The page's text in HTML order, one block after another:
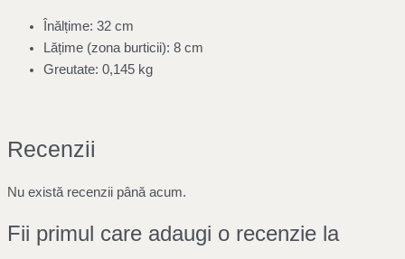
Înălțime: 32 cm
Lățime (zona burticii): 8 cm
Greutate: 0,145 kg
Recenzii
Nu există recenzii până acum.
Fii primul care adaugi o recenzie la